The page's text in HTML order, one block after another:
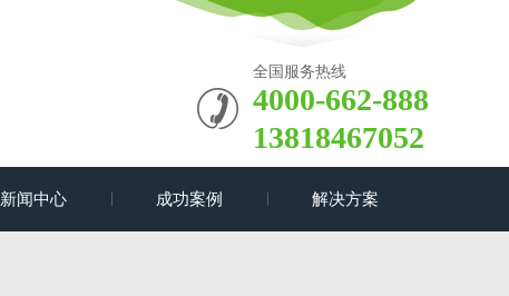
全国服务热线
4000-662-888
13818467052
新闻中心 成功案例 解决方案